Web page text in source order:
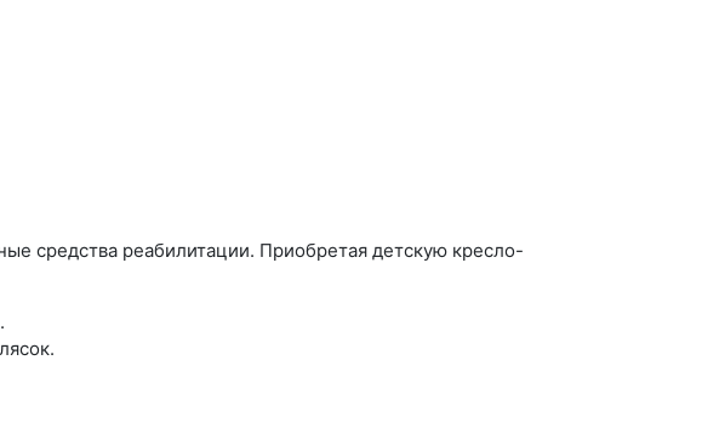
средства реабилитации. Приобретая детскую кресло-